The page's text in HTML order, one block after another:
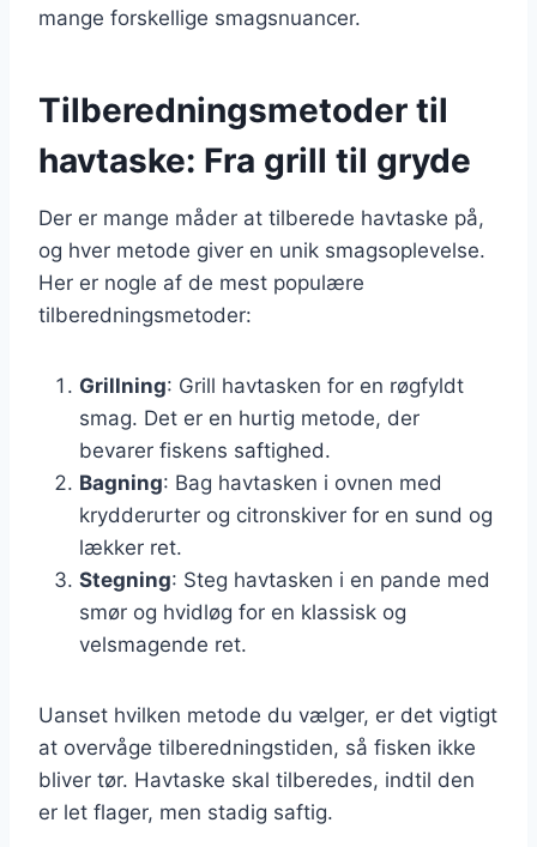
mange forskellige smagsnuancer.
Tilberedningsmetoder til
havtaske: Fra grill til gryde
Der er mange måder at tilberede havtaske på,
og hver metode giver en unik smagsoplevelse.
Her er nogle af de mest populære
tilberedningsmetoder:
Grillning: Grill havtasken for en røgfyldt
smag. Det er en hurtig metode, der
bevarer fiskens saftighed.
Bagning: Bag havtasken i ovnen med
krydderurter og citronskiver for en sund og
lækker ret.
Stegning: Steg havtasken i en pande med
smør og hvidløg for en klassisk og
velsmagende ret.
Uanset hvilken metode du vælger, er det vigtigt
at overvåge tilberedningstiden, så fisken ikke
bliver tør. Havtaske skal tilberedes, indtil den
er let flager, men stadig saftig.